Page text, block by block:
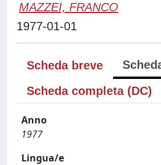
MAZZEI, FRANCO
1977-01-01
Scheda breve
Scheda completa (DC)
Anno
1977
Lingua/e